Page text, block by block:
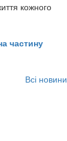
кожного
частину
Всі новини